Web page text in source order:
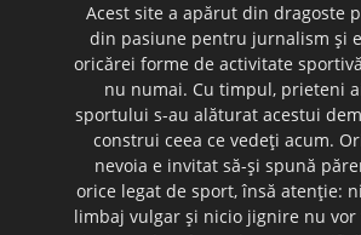
Acest site a apărut din dragoste
din pasiune pentru jurnalism şi
oricărei forme de activitate
nu numai. Cu timpul, prieteni
sportului s-au alăturat acestui
construi ceea ce vedeţi acum.
nevoia e invitat să-şi spună
orice legat de sport, însă atenţie:
limbaj vulgar şi nicio jignire nu vor